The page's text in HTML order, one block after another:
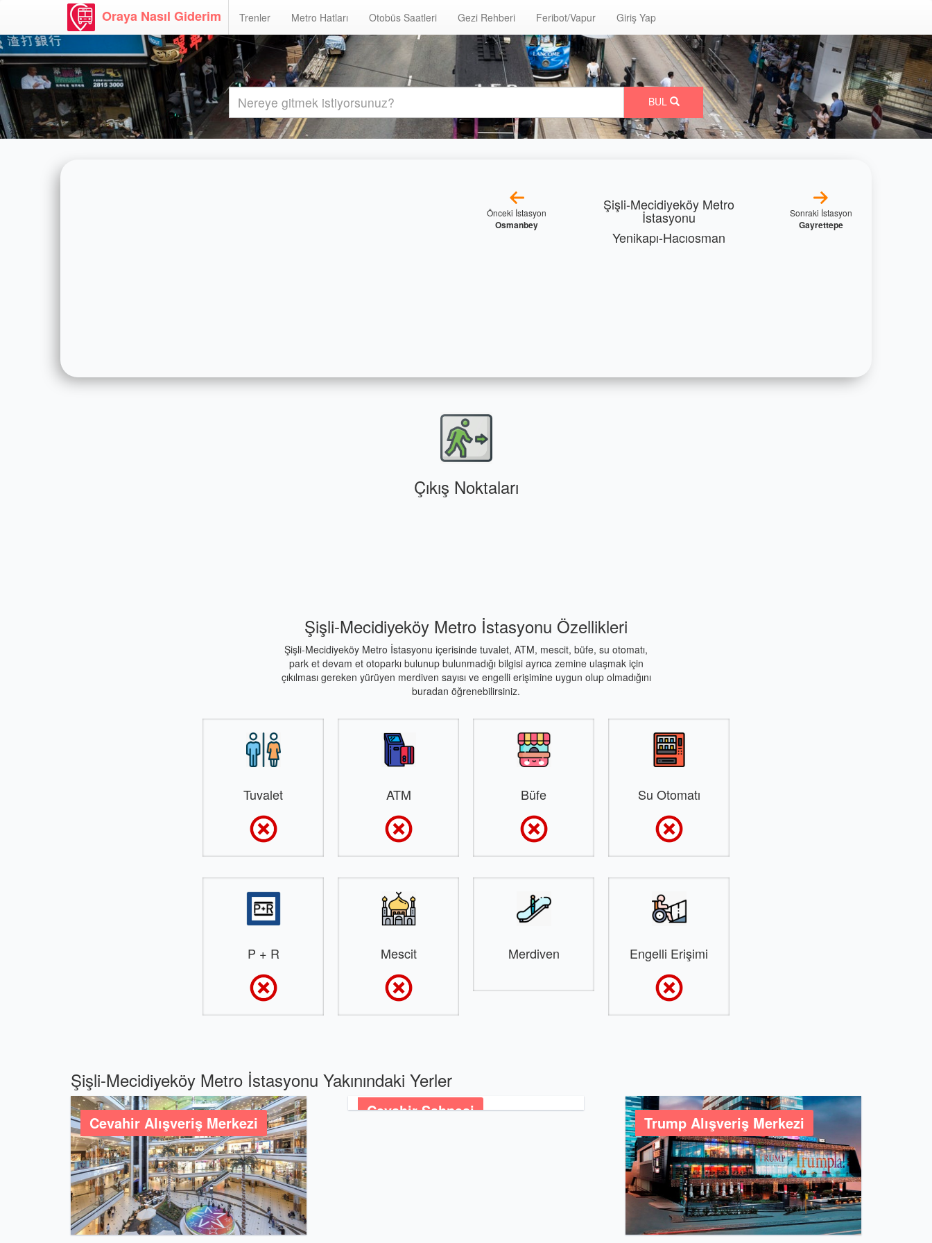
Oraya Nasıl Giderim Trenler Metro Hatları Otobüs Saatleri Gezi Rehberi Feribot/Vapur Giriş Yap
BUL
Önceki İstasyon
Osmanbey
Şişli-Mecidiyeköy Metro
İstasyonu
Yenikapı-Hacıosman
Sonraki İstasyon
Gayrettepe
Çıkış Noktaları
Şişli-Mecidiyeköy Metro İstasyonu Özellikleri
Şişli-Mecidiyeköy Metro İstasyonu içerisinde tuvalet, ATM, mescit, büfe, su otomatı,
park et devam et otoparkı bulunup bulunmadığı bilgisi ayrıca zemine ulaşmak için
çıkılması gereken yürüyen merdiven sayısı ve engelli erişimine uygun olup olmadığını
buradan öğrenebilirsiniz.
Tuvalet ATM Büfe Su Otomatı
P + R Mescit Merdiven Engelli Erişimi
Şişli-Mecidiyeköy Metro İstasyonu Yakınındaki Yerler
Cevahir Alışveriş Merkezi
Cevahir Sahnesi
Trump Alışveriş Merkezi